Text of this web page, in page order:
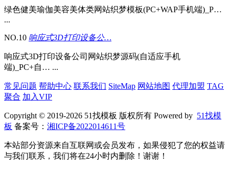
绿色健美瑜伽美容美体类网站织梦模板(PC+WAP手机端)_P…
...
NO.10 响应式3D打印设备公…
响应式3D打印设备公司网站织梦源码(自适应手机
端)_PC+自… ...
常见问题 帮助中心 联系我们 SiteMap 网站地图 代理加盟 TAG
聚合 加入VIP
Copyright © 2019-2026 51找模板 版权所有 Powered by 51找模
板 备案号： 湘ICP备2022014611号
本站部分资源来自互联网或会员发布，如果侵犯了您的权益请
与我们联系，我们将在24小时内删除！谢谢！